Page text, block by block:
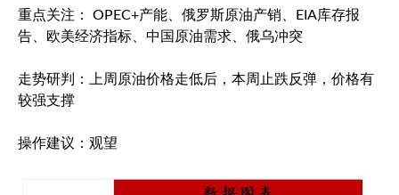
重点关注： OPEC+产能、俄罗斯原油产销、EIA库存报
告、欧美经济指标、中国原油需求、俄乌冲突
走势研判：上周原油价格走低后，本周止跌反弹，价格有
较强支撑
操作建议：观望